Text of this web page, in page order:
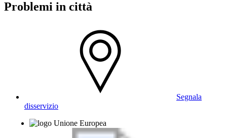
Problemi in città
Segnala
disservizio